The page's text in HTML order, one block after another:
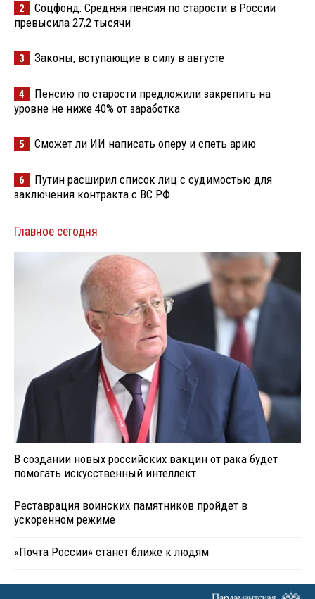
2
Соцфонд: Средняя пенсия по старости в России
превысила 27,2 тысячи
3 Законы, вступающие в силу в августе
4
Пенсию по старости предложили закрепить на
уровне не ниже 40% от заработка
5 Сможет ли ИИ написать оперу и спеть арию
6
Путин расширил список лиц с судимостью для
заключения контракта с ВС РФ
Главное сегодня
В создании новых российских вакцин от рака будет
помогать искусственный интеллект
Реставрация воинских памятников пройдет в
ускоренном режиме
«Почта России» станет ближе к людям